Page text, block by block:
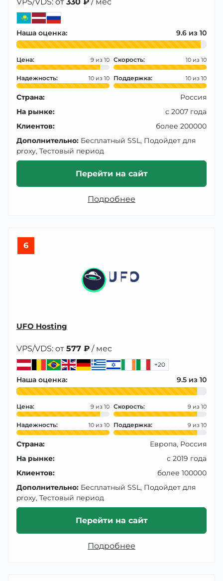
Наша оценка: 9.6
Цена: 9 Скорость: 10
Надежность: 10 Поддержка: 10
Страна:
Россия
На рынке:
с 2007 года
Клиентов:
более 200000
Дополнительно: Бесплатный SSL, Подойдет для
proxy, Тестовый период
Перейти на сайт
Подробнее
6
UFO Hosting
VPS/VDS: от 577 ₽ / мес
+20
Наша оценка: 9.5
Цена: 9 Скорость: 9
Надежность: 10 Поддержка: 9
Страна:
Европа, Россия
На рынке:
с 2019 года
Клиентов:
более 100000
Дополнительно: Бесплатный SSL, Подойдет для
proxy, Тестовый период
Перейти на сайт
Подробнее